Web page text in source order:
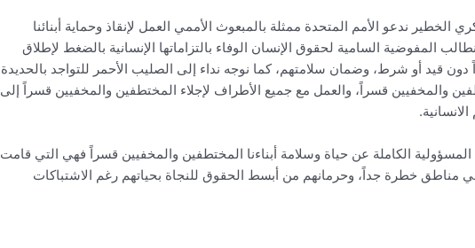
الخطير ندعو الأمم المتحدة ممثلة بالمبعوث الأممي العمل لإنقاذ وحماية أبنائنا
المفوضية السامية لحقوق الإنسان الوفاء بالتزاماتها الإنسانية بالضغط لإطلاق
قيد أو شرط، وضمان سلامتهم، كما نوجه نداء إلى الصليب الأحمر للتواجد بالحديدة
والمخفيين قسراً، والعمل مع جميع الأطراف لإجلاء المختطفين والمخفيين قسراً إلى
الكاملة عن حياة وسلامة أبناءنا المختطفين والمخفيين قسراً فهي التي قامت
مناطق خطرة جداً، وحرمانهم من أبسط الحقوق للنجاة بحياتهم رغم الاشتباكات